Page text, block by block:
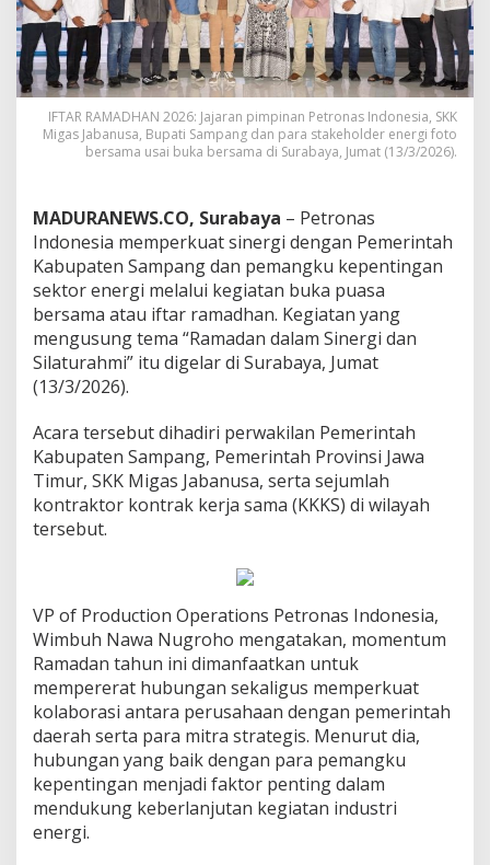
IFTAR RAMADHAN 2026: Jajaran pimpinan Petronas Indonesia, SKK
Migas Jabanusa, Bupati Sampang dan para stakeholder energi foto
bersama usai buka bersama di Surabaya, Jumat (13/3/2026).
MADURANEWS.CO, Surabaya – Petronas
Indonesia memperkuat sinergi dengan Pemerintah
Kabupaten Sampang dan pemangku kepentingan
sektor energi melalui kegiatan buka puasa
bersama atau iftar ramadhan. Kegiatan yang
mengusung tema “Ramadan dalam Sinergi dan
Silaturahmi” itu digelar di Surabaya, Jumat
(13/3/2026).
Acara tersebut dihadiri perwakilan Pemerintah
Kabupaten Sampang, Pemerintah Provinsi Jawa
Timur, SKK Migas Jabanusa, serta sejumlah
kontraktor kontrak kerja sama (KKKS) di wilayah
tersebut.
VP of Production Operations Petronas Indonesia,
Wimbuh Nawa Nugroho mengatakan, momentum
Ramadan tahun ini dimanfaatkan untuk
mempererat hubungan sekaligus memperkuat
kolaborasi antara perusahaan dengan pemerintah
daerah serta para mitra strategis. Menurut dia,
hubungan yang baik dengan para pemangku
kepentingan menjadi faktor penting dalam
mendukung keberlanjutan kegiatan industri
energi.